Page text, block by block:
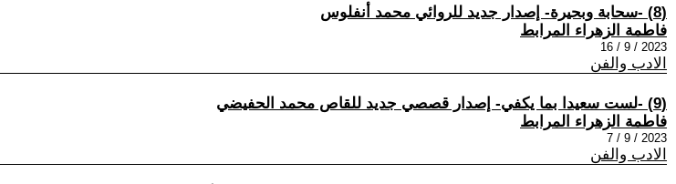
(8) -سحابة وبحيرة- إصدار جديد للروائي محمد أنفلوس
فاطمة الزهراء المرابط
2023 / 9 / 16
الادب والفن
(9) -لست سعيدا بما يكفي- إصدار قصصي جديد للقاص محمد الحفيضي
فاطمة الزهراء المرابط
2023 / 9 / 7
الادب والفن